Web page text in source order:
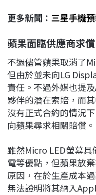
更多新聞： 三星手機
蘋果面臨供應商求償
不過儘管蘋果取消了
但由於並未向LG
責任。不過外媒也提
夥伴的潛在索賠，而
沒有正式合約的情況
向蘋果尋求相關賠償。
雖然Micro LED螢幕
電等優點，但蘋果放
原因，在於生產成本
無法證明將其納入